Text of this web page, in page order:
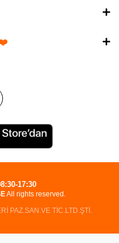
❤️
All rights reserved.
PAZ.SAN.VE TİC.LTD.ŞTİ.
17:30